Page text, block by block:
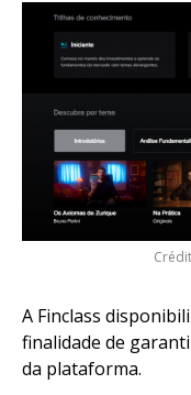
A Finclass
finalidade de
da plataforma.